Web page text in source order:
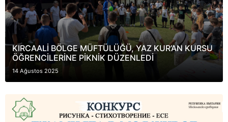
KIRCAALİ BÖLGE MÜFTÜLÜĞÜ, YAZ KUR’AN KURSU
ÖĞRENCİLERİNE PİKNİK DÜZENLEDİ
14 Ağustos 2025